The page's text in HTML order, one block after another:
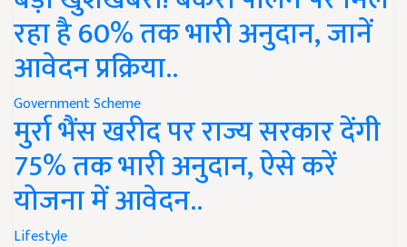
रहा है 60% तक भारी अनुदान, जानें
आवेदन प्रक्रिया..
Government Scheme
मुर्रा भैंस खरीद पर राज्य सरकार देंगी
75% तक भारी अनुदान, ऐसे करें
योजना में आवेदन..
Lifestyle